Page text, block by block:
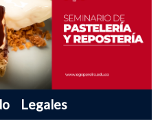
producto
Legales